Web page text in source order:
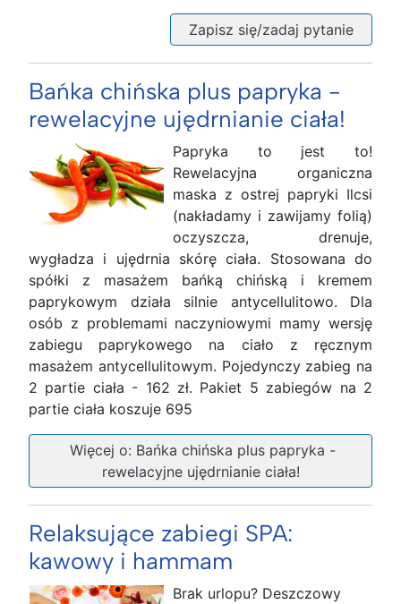
Zapisz się/zadaj pytanie
Bańka chińska plus papryka -
rewelacyjne ujędrnianie ciała!
Papryka to jest to!
Rewelacyjna organiczna
maska z ostrej papryki Ilcsi
(nakładamy i zawijamy folią)
oczyszcza, drenuje,
wygładza i ujędrnia skórę ciała. Stosowana do
spółki z masażem bańką chińską i kremem
paprykowym działa silnie antycellulitowo. Dla
osób z problemami naczyniowymi mamy wersję
zabiegu paprykowego na ciało z ręcznym
masażem antycellulitowym. Pojedynczy zabieg na
2 partie ciała - 162 zł. Pakiet 5 zabiegów na 2
partie ciała koszuje 695
Więcej o: Bańka chińska plus papryka -
rewelacyjne ujędrnianie ciała!
Relaksujące zabiegi SPA:
kawowy i hammam
Brak urlopu? Deszczowy